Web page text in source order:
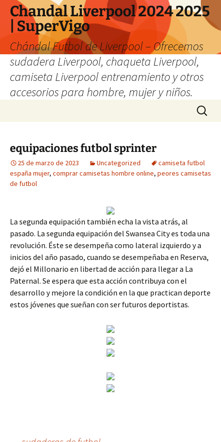
Chandal Liverpool 2024 2025
| SuperVigo
Chándal Futbol de Liverpool – Ofrecemos
sudadera Liverpool, chaqueta Liverpool,
camiseta Liverpool entrenamiento y otros
accesorios para hombre, mujer y niños.
Buscar:
equipaciones futbol sprinter
25 de marzo de 2023 Uncategorized
camiseta futbol
españa mujer, comprar camisetas hombre online, peores camisetas
de futbol
La segunda equipación también echa la vista atrás, al
pasado. La segunda equipación del Swansea City es toda una
revolución. Éste se desempeña como lateral izquierdo y a
inicios del año pasado, cuando se desempeñaba en Reserva,
dejó el Millonario en libertad de acción para llegar a La
Paternal. Se espera que esta acción contribuya con el
desarrollo y mejore la condición en la que practican deporte
estos jóvenes que sueñan con ser futuros deportistas.